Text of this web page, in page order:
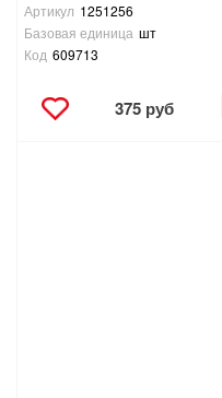
Артикул 1251256
Базовая единица шт
Код 609713
375 руб